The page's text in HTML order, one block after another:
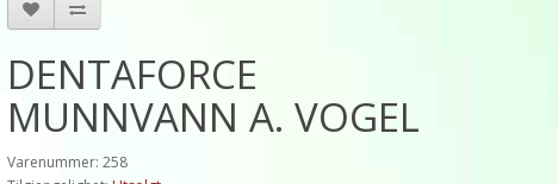
DENTAFORCE
MUNNVANN A. VOGEL
Varenummer: 258